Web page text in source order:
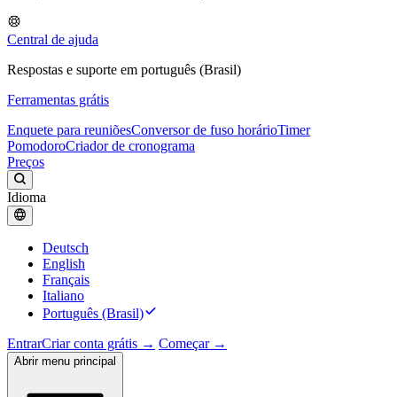
Central de ajuda
Respostas e suporte em português (Brasil)
Ferramentas grátis
Enquete para reuniõesConversor de fuso horárioTimer
PomodoroCriador de cronograma
Preços
Idioma
Deutsch
English
Français
Italiano
Português (Brasil)
EntrarCriar conta grátis → Começar →
Abrir menu principal